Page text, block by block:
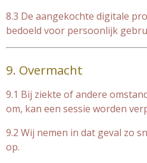
8.3 De aangekochte digitale
bedoeld voor persoonlijk
9. Overmacht
9.1 Bij ziekte of andere
om, kan een sessie worden
9.2 Wij nemen in dat geval zo
op.